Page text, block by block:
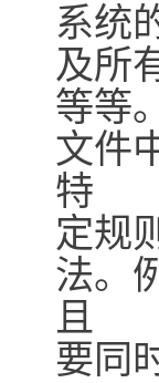
系统
及所
等等
文件
特
定规
法。
且
要同